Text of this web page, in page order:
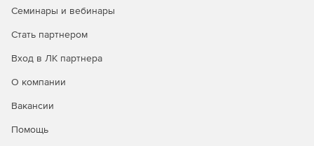
Семинары и вебинары
Стать партнером
Вход в ЛК партнера
О компании
Вакансии
Помощь